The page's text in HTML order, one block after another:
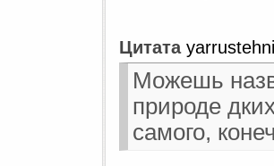
Цитата
Можешь
природе
самого,